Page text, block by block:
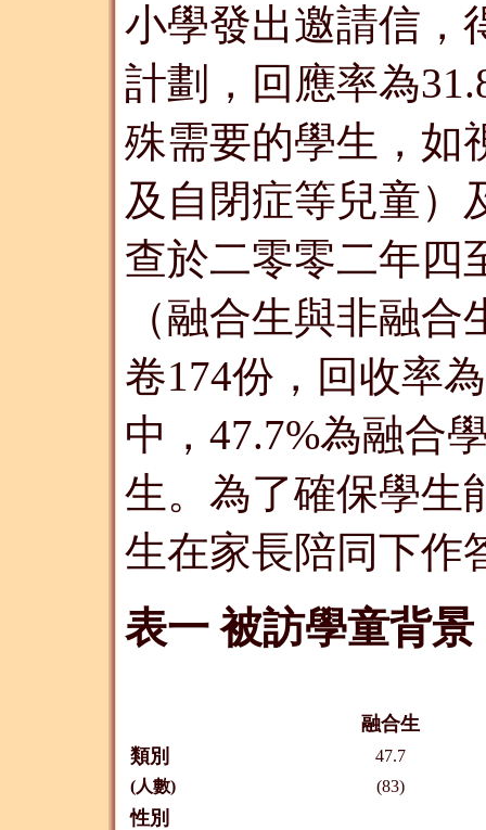
小學發出邀請信，
計劃，回應率為
殊需要的學生，如
及自閉症等兒童）
查於二零零二年四
（融合生與非融
卷174份，回收率
中，47.7%為融合
生。為了確保學生
生在家長陪同下作
表一 被訪學童背
融合生
類別
47.7
(人數)
(83)
性別